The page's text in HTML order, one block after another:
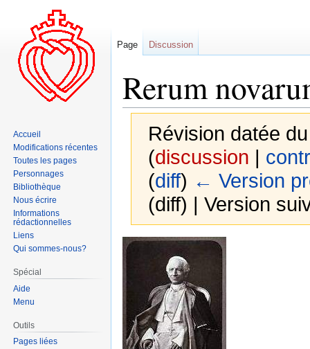
Rerum
Révision datée
(discussion |
(diff) ← Version
(diff) | Version
Aller
navigation
Aller
recherche
Page Discussion
Accueil
Modifications récentes
Toutes les pages
Personnages
Bibliothèque
Nous écrire
Informations
rédactionnelles
Liens
Qui sommes-nous?
Spécial
Aide
Menu
Outils
Pages liées